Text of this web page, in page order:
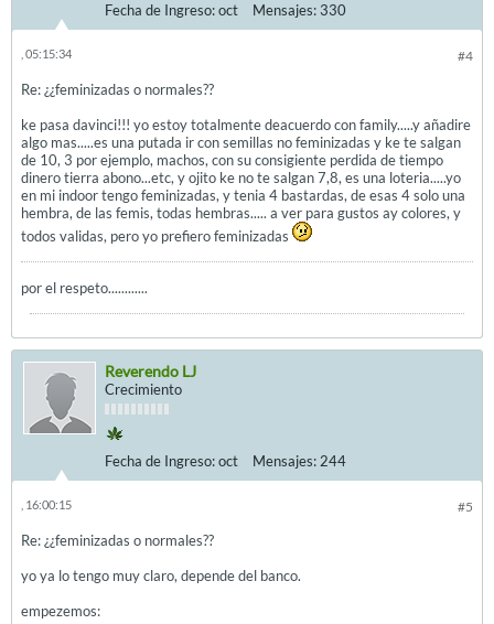
Fecha de Ingreso:oct Mensajes:330
#4
, 05:15:34
Re: ¿¿feminizadas o normales??
ke pasa davinci!!! yo estoy totalmente deacuerdo con family.....y añadire
algo mas.....es una putada ir con semillas no feminizadas y ke te salgan
de 10, 3 por ejemplo, machos, con su consigiente perdida de tiempo
dinero tierra abono...etc, y ojito ke no te salgan 7,8, es una loteria.....yo
en mi indoor tengo feminizadas, y tenia 4 bastardas, de esas 4 solo una
hembra, de las femis, todas hembras..... a ver para gustos ay colores, y
todos validas, pero yo prefiero feminizadas
por el respeto............
Reverendo LJ
Crecimiento
Fecha de Ingreso:oct Mensajes: 244
#5
, 16:00:15
Re: ¿¿feminizadas o normales??
yo ya lo tengo muy claro, depende del banco.
empezemos: